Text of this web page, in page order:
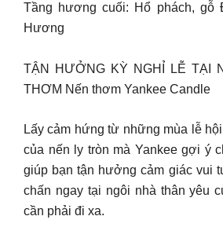
Tầng hương cuối: Hổ phách, gỗ
Hương
TẬN HƯỞNG KỲ NGHỈ LỄ TẠI
THƠM Nến thơm Yankee Candle
Lấy cảm hứng từ những mùa lễ
của nến ly tròn mà Yankee gợi ý
giúp bạn tận hưởng cảm giác vui
chấn ngay tại ngôi nhà thân yêu
cần phải đi xa.